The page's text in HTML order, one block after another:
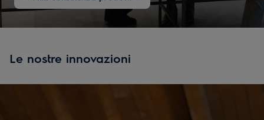
Le nostre innovazioni